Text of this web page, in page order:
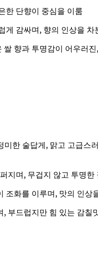
한 단향이 중심을 이룸
게 감싸며, 향의 인상을
쌀 향과 투명감이 어우러
미한 술답게, 맑고 고급스
지며, 무겁지 않고 투명한
조화를 이루며, 맛의 인상
부드럽지만 힘 있는 감칠